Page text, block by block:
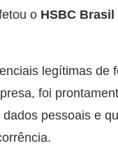
o HSBC Brasil
legítimas de
foi
pessoais e